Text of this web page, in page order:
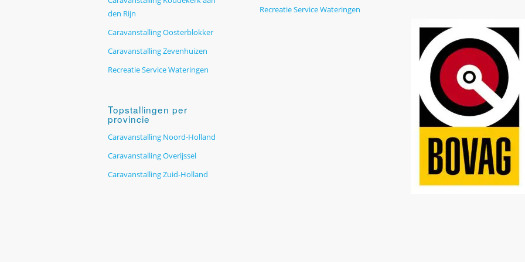
den Rijn
Caravanstalling Oosterblokker
Caravanstalling Zevenhuizen
Recreatie Service Wateringen
Topstallingen per
provincie
Caravanstalling Noord-Holland
Caravanstalling Overijssel
Caravanstalling Zuid-Holland
Recreatie Service Wateringen